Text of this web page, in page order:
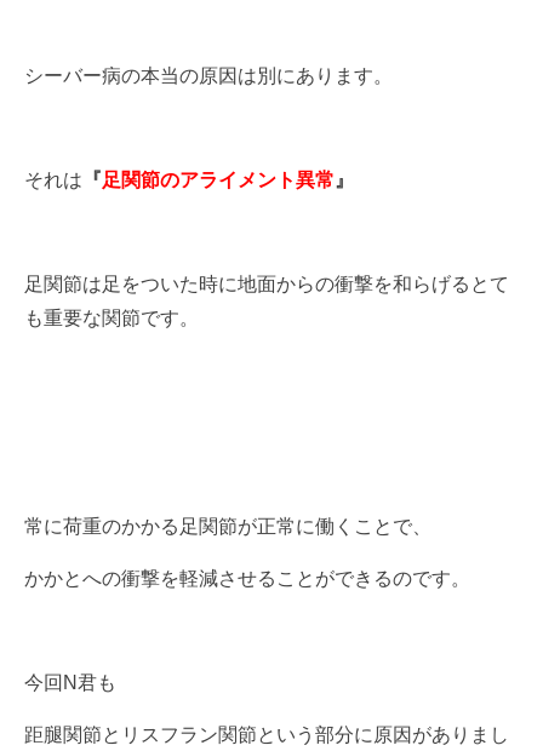
シーバー病の本当の原因は別にあります。
それは 『足関節のアライメント異常 』
足関節は足をついた時に地面からの衝撃を和らげるとて
も重要な関節です。
常に荷重のかかる足関節が正常に働くことで、
かかとへの衝撃を軽減させることができるのです。
今回N君も
距腿関節とリスフラン関節という部分に原因がありまし